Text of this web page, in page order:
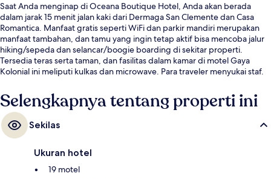
Saat Anda menginap di Oceana Boutique Hotel, Anda akan berada
dalam jarak 15 menit jalan kaki dari Dermaga San Clemente dan Casa
Romantica. Manfaat gratis seperti WiFi dan parkir mandiri merupakan
manfaat tambahan, dan tamu yang ingin tetap aktif bisa mencoba jalur
hiking/sepeda dan selancar/boogie boarding di sekitar properti.
Tersedia teras serta taman, dan fasilitas dalam kamar di motel Gaya
Kolonial ini meliputi kulkas dan microwave. Para traveler menyukai staf.
Selengkapnya tentang properti ini
Sekilas
Ukuran hotel
19 motel